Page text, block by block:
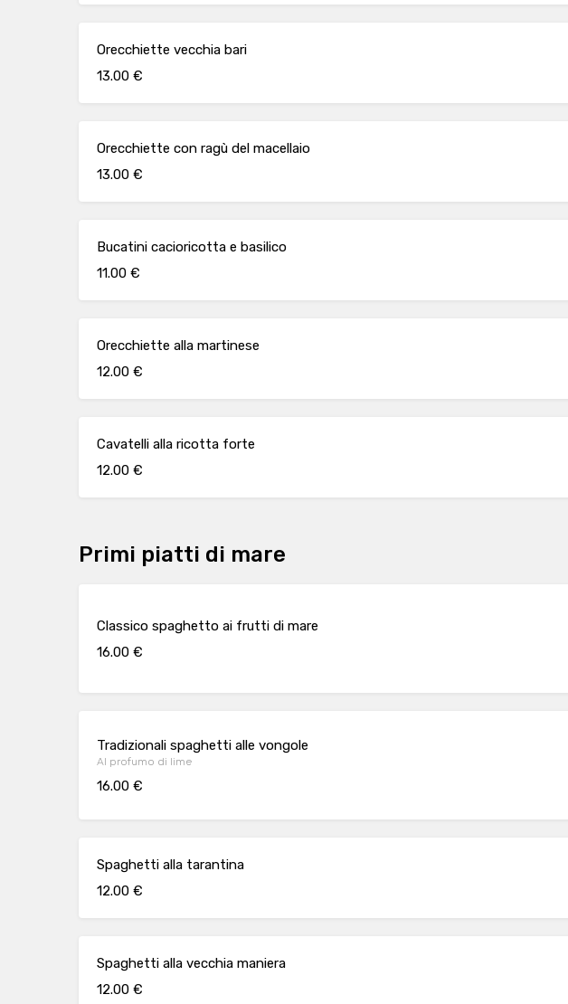
Orecchiette vecchia bari
13.00 €
Orecchiette con ragù del macellaio
13.00 €
Bucatini cacioricotta e basilico
11.00 €
Orecchiette alla martinese
12.00 €
Cavatelli alla ricotta forte
12.00 €
Primi piatti di mare
Classico spaghetto ai frutti di mare
16.00 €
Tradizionali spaghetti alle vongole
Al profumo di lime
16.00 €
Spaghetti alla tarantina
12.00 €
Spaghetti alla vecchia maniera
12.00 €